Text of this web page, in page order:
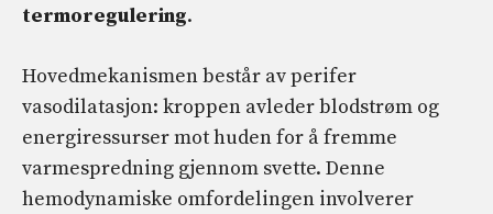
termoregulering.
Hovedmekanismen består av perifer
vasodilatasjon: kroppen avleder blodstrøm og
energiressurser mot huden for å fremme
varmespredning gjennom svette. Denne
hemodynamiske omfordelingen involverer